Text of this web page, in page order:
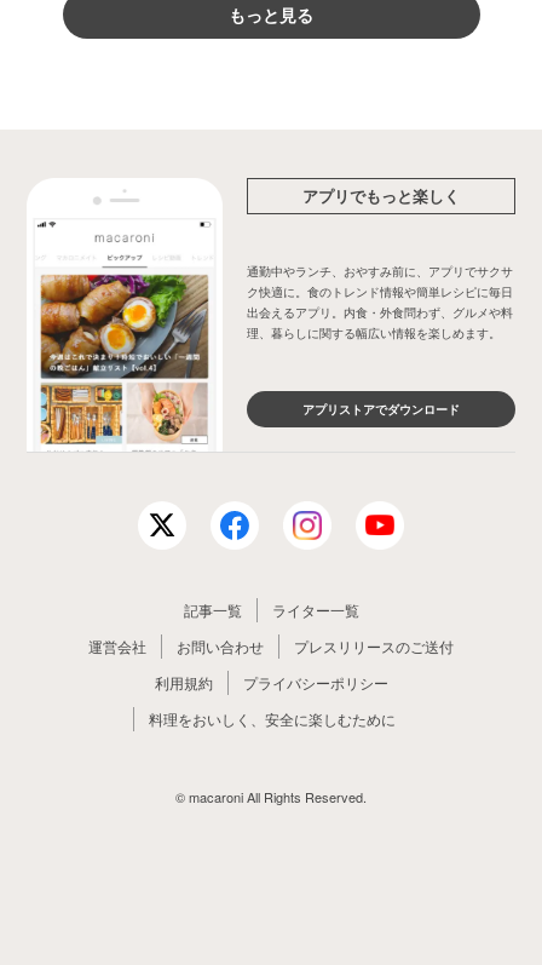
もっと見る
アプリでもっと楽しく
通勤中やランチ、おやすみ前に、アプリでサクサ
ク快適に。食のトレンド情報や簡単レシピに毎日
出会えるアプリ。内食・外食問わず、グルメや料
理、暮らしに関する幅広い情報を楽しめます。
アプリストアでダウンロード
記事一覧
ライター一覧
運営会社
お問い合わせ
プレスリリースのご送付
利用規約
プライバシーポリシー
料理をおいしく、安全に楽しむために
© macaroni All Rights Reserved.